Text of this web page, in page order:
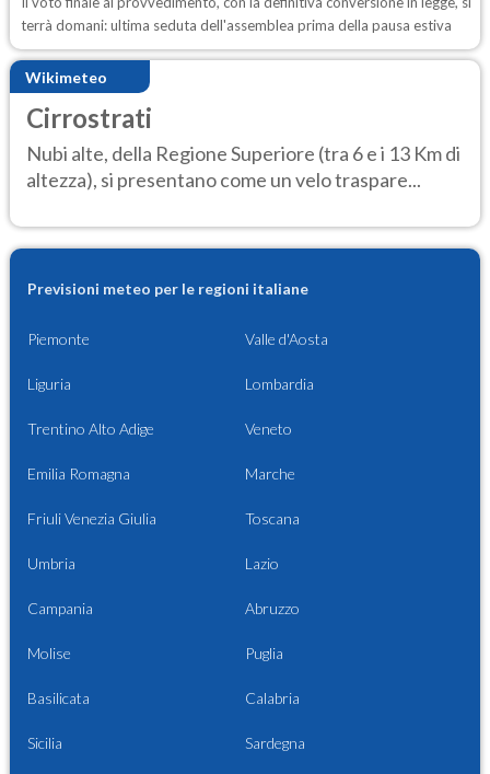
terrà domani: ultima seduta dell'assemblea prima della pausa estiva
Wikimeteo
Cirrostrati
Nubi alte, della Regione Superiore (tra 6 e i 13 Km di
altezza), si presentano come un velo traspare...
Previsioni meteo per le regioni italiane
Piemonte Valle d'Aosta
Liguria Lombardia
Trentino Alto Adige Veneto
Emilia Romagna Marche
Friuli Venezia Giulia Toscana
Umbria Lazio
Campania Abruzzo
Molise Puglia
Basilicata Calabria
Sicilia Sardegna